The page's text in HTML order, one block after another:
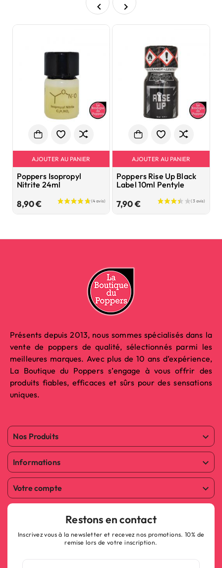
 
AJOUTER AU PANIER
Poppers Isopropyl
Nitrite 24ml
8,90 €Prix
AJOUTER AU PANIER
Poppers Rise Up Black
Label 10ml Pentyle
7,90 €Prix
Présents depuis 2013, nous sommes spécialisés dans la
vente de poppers de qualité, sélectionnés parmi les
meilleures marques. Avec plus de 10 ans d’expérience,
La Boutique du Poppers s’engage à vous offrir des
produits fiables, efficaces et sûrs pour des sensations
uniques.
Nos Produits 
Informations 
Votre compte 
Restons en contact
Inscrivez vous à la newsletter et recevez nos promotions. 10% de
remise lors de votre inscription.